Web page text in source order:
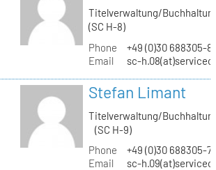
Titelverwaltung/
(SC H-8)
Phone
+49 (0)30 688305-
Email
sc-
Stefan Limant
Titelverwaltung/
(SC H-9)
Phone
+49 (0)30 688305-
Email
sc-